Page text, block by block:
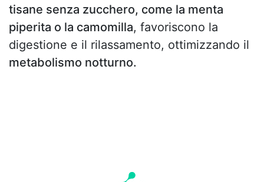
tisane senza zucchero, come la menta
piperita o la camomilla, favoriscono la
digestione e il rilassamento, ottimizzando il
metabolismo notturno.